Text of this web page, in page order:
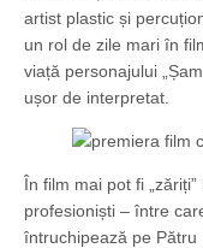
artist plastic și
un rol de zile mari în
viață personajului
ușor de interpretat.
În film mai pot fi
profesioniști – între
întruchipează pe Pătru